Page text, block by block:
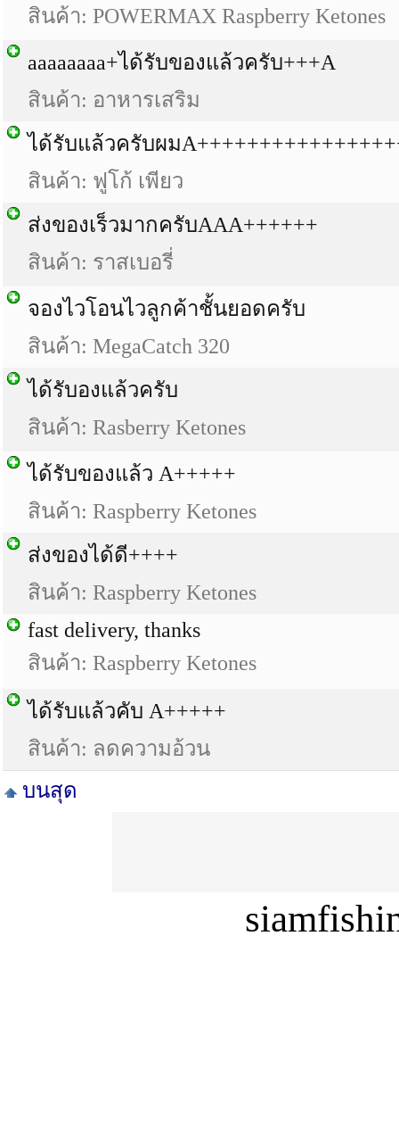
สินค้า: POWERMAX Raspberry Ketones
aaaaaaaa+ได้รับของแล้วครับ+++A
สินค้า: อาหารเสริม
ได้รับแล้วครับผม
สินค้า: ฟูโก้ เพียว
ส่งของเร็วมากครับAAA++++++
สินค้า: ราสเบอรี่
จองไวโอนไวลูกค้าชั้นยอดครับ
สินค้า: MegaCatch 320
ได้รับองแล้วครับ
สินค้า: Rasberry Ketones
ได้รับของแล้ว A+++++
สินค้า: Raspberry Ketones
ส่งของได้ดี++++
สินค้า: Raspberry Ketones
fast delivery, thanks
สินค้า: Raspberry Ketones
ได้รับแล้วคับ A+++++
สินค้า: ลดความอ้วน
บนสุด